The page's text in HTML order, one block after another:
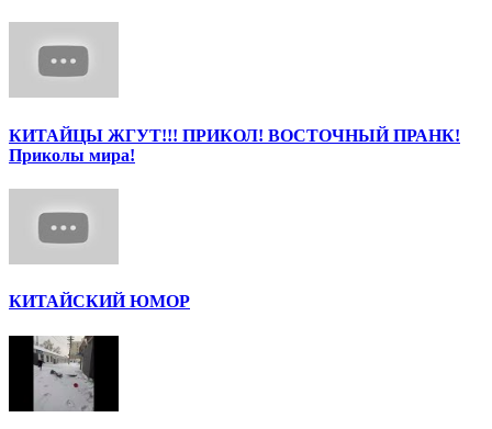
КИТАЙЦЫ ЖГУТ!!! ПРИКОЛ! ВОСТОЧНЫЙ ПРАНК!
Приколы мира!
КИТАЙСКИЙ ЮМОР